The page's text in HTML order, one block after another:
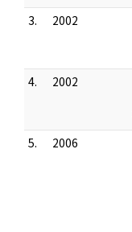
3.
2002
4.
2002
5.
2006